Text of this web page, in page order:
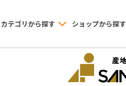
カテゴリから探す ショップから探す